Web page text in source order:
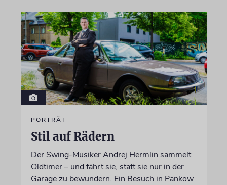
PORTRÄT
Stil auf Rädern
Der Swing-Musiker Andrej Hermlin sammelt
Oldtimer – und fährt sie, statt sie nur in der
Garage zu bewundern. Ein Besuch in Pankow